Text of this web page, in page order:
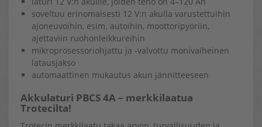
soveltuu erinomaisesti 12 V:n akulla varustettuihin
ajoneuvoihin, esim. autoihin, moottoripyöriin,
ajettaviin ruohonleikkureihin
mikroprosessoriohjattu ja -valvottu monivaiheinen
latausjakso
automaattinen mukautus akun jännitteeseen
Akkulaturi PBCS 4A – merkkilaatua
Trotecilta!